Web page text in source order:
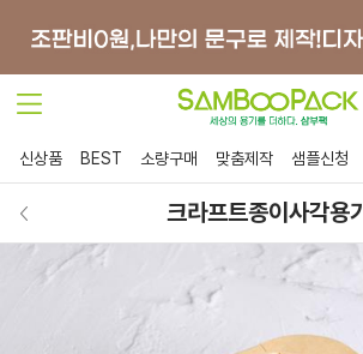
신상품 BEST 소량구매 맞춤제작 샘플신청
크라프트종이사각용기